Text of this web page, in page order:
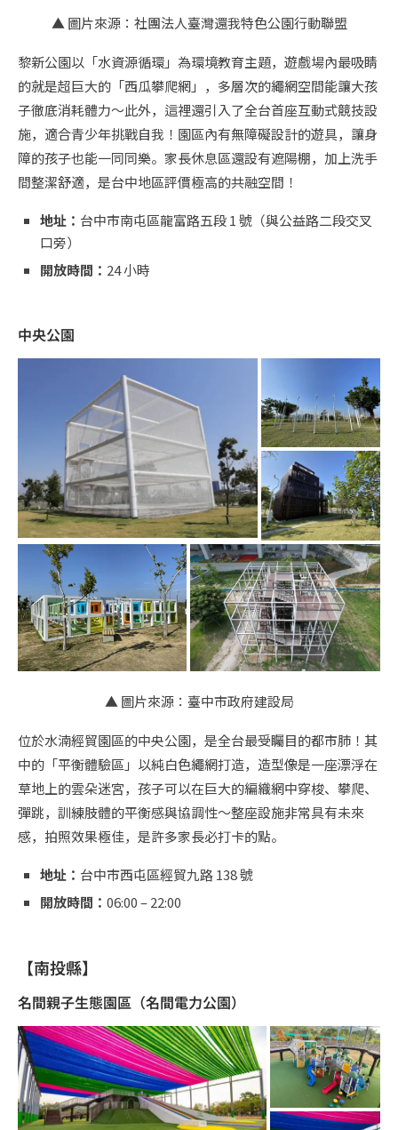
▲ 圖片來源：社團法人臺灣還我特色公園行動聯盟
黎新公園以「水資源循環」為環境教育主題，遊戲場內最吸睛
的就是超巨大的「西瓜攀爬網」，多層次的繩網空間能讓大孩
子徹底消耗體力～此外，這裡還引入了全台首座互動式競技設
施，適合青少年挑戰自我！園區內有無障礙設計的遊具，讓身
障的孩子也能一同同樂。家長休息區還設有遮陽棚，加上洗手
間整潔舒適，是台中地區評價極高的共融空間！
地址： 台中市南屯區龍富路五段 1 號（與公益路二段交叉
口旁）
開放時間： 24 小時
中央公園
▲ 圖片來源：臺中市政府建設局
位於水湳經貿園區的中央公園，是全台最受矚目的都市肺！其
中的「平衡體驗區」以純白色繩網打造，造型像是一座漂浮在
草地上的雲朵迷宮，孩子可以在巨大的編織網中穿梭、攀爬、
彈跳，訓練肢體的平衡感與協調性～整座設施非常具有未來
感，拍照效果極佳，是許多家長必打卡的點。
地址： 台中市西屯區經貿九路 138 號
開放時間： 06:00 – 22:00
【南投縣】
名間親子生態園區（名間電力公園）